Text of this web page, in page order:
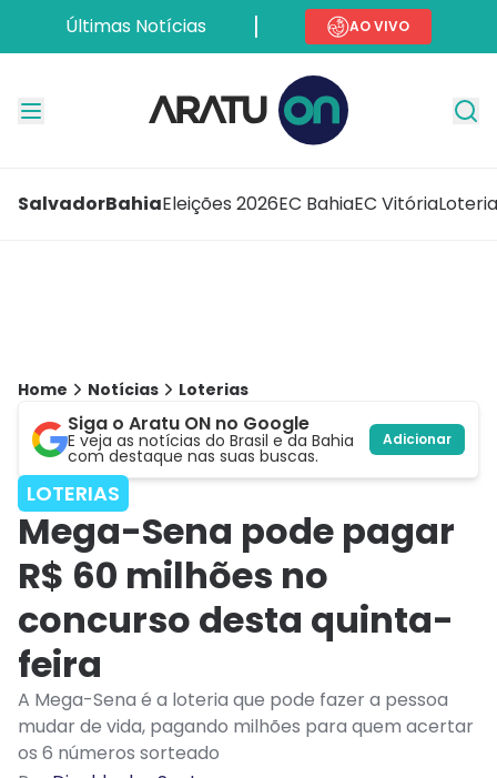
Últimas Notícias AO VIVO
SalvadorBahiaEleições 2026EC BahiaEC Vitória
Home Notícias Loterias
Siga o Aratu ON no Google
E veja as notícias do Brasil e da Bahia
com destaque nas suas buscas.
Adicionar
LOTERIAS
Mega-Sena pode pagar
R$ 60 milhões no
concurso desta quinta-
feira
A Mega-Sena é a loteria que pode fazer a pessoa
mudar de vida, pagando milhões para quem acertar
os 6 números sorteado